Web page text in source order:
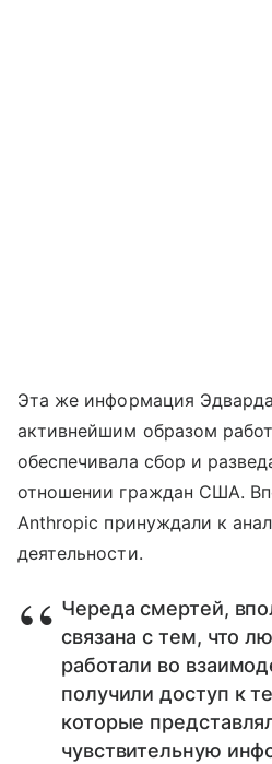
Эта же информация
активнейшим образом
обеспечивала сбор и
отношении граждан США.
Anthropic принуждали к
деятельности.
Череда смертей,
связана с тем, что
работали во
получили доступ к
которые
чувствительную